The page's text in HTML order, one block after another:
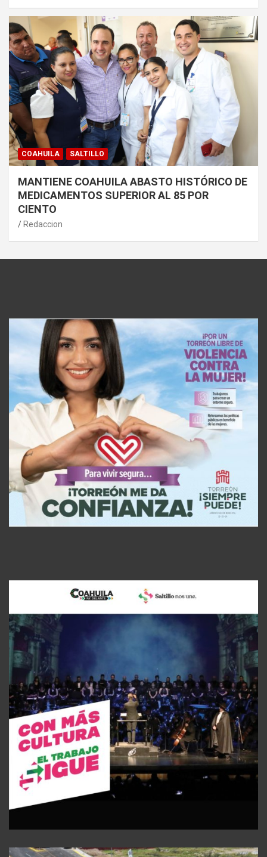
COAHUILA SALTILLO
MANTIENE COAHUILA ABASTO HISTÓRICO DE
MEDICAMENTOS SUPERIOR AL 85 POR
CIENTO
Redaccion